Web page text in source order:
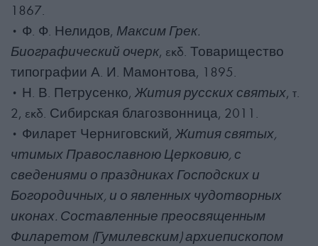
1867.
• Ф. Ф. Нелидов, Максим Грек.
Биографический очерк, εκδ. Товарищество
типографии А. И. Мамонтова, 1895.
• Н. В. Петрусенко, Жития русских святых, τ.
2, εκδ. Сибирская благозвонница, 2011.
• Филарет Черниговский, Жития святых,
чтимых Православною Церковию, с
сведениями о праздниках Господских и
Богородичных, и о явленных чудотворных
иконах. Составленные преосвященным
Филаретом (Гумилевским) архиепископом